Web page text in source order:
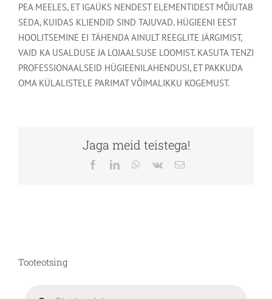
PEA MEELES, ET IGAÜKS NENDEST ELEMENTIDEST MÕJUTAB
SEDA, KUIDAS KLIENDID SIND TAJUVAD. HÜGIEENI EEST
HOOLITSEMINE EI TÄHENDA AINULT REEGLITE JÄRGIMIST,
VAID KA USALDUSE JA LOJAALSUSE LOOMIST. KASUTA TENZI
PROFESSIONAALSEID HÜGIEENILAHENDUSI, ET PAKKUDA
OMA KÜLALISTELE PARIMAT VÕIMALIKKU KOGEMUST.
Jaga meid teistega!
FacebookLinkedInWhatsApp
Vk Email
Tooteotsing